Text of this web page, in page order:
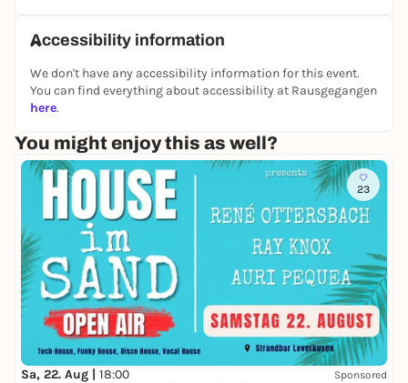
Accessibility information
We don't have any accessibility information for this event.
You can find everything about accessibility at Rausgegangen
here.
You might enjoy this as well?
23
Sa, 22. Aug | 18:00 Sponsored